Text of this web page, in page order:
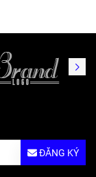
ĐĂNG KÝ